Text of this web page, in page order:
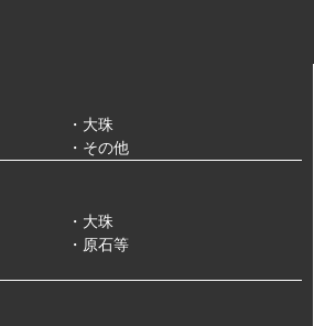
・大珠
・その他
・大珠
・原石等